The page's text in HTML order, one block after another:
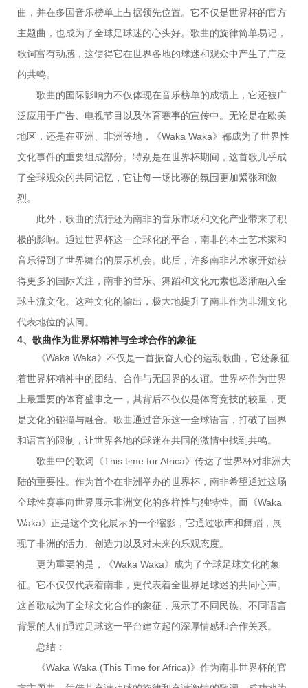
曲，并在多国音乐榜单上占据领先位置。它不仅是世界杯的官方
主题曲，也成为了全球足球迷的心头好。歌曲的旋律简单易记，
歌词富有动感，这使得它在世界各地的球迷和观众中产生了广泛
的共鸣。
歌曲的国际影响力不仅体现在音乐榜单的成绩上，它还被广
泛应用于广告、电视节目以及体育赛事的宣传中。无论是在欧美
地区，还是在亚洲、非洲等地，《Waka Waka》都成为了世界性
文化事件的重要组成部分。特别是在世界杯期间，这首歌几乎成
了全球观众的共同记忆，它让每一场比赛的氛围更加紧张和激
烈。
此外，歌曲的流行还为南非的音乐市场和文化产业带来了积
极的影响。通过世界杯这一全球化的平台，南非的本土艺术家和
音乐得到了世界舞台的展示机会。此后，许多南非艺术家开始获
得更多的国际关注，南非的音乐、舞蹈和文化元素也逐渐融入全
球主流文化。这种文化的输出，极大地提升了南非作为非洲文化
代表地位的认同。
4、歌曲作为世界杯精神与全球合作的象征
《Waka Waka》不仅是一首振奋人心的运动歌曲，它还象征
着世界杯精神中的团结、合作与无国界的友谊。世界杯作为世界
上最重要的体育盛事之一，其背后不仅仅是体育竞技的较量，更
是文化的碰撞与融合。歌曲通过音乐这一全球语言，打破了国界
和语言的限制，让世界各地的球迷在共同的激情中找到共鸣。
歌曲中的歌词《This time for Africa》传达了世界杯对非洲大
陆的重要性。作为首个在非洲举办的世界杯，南非希望通过这场
全球性赛事向世界展示非洲文化的多样性与独特性。而《Waka
Waka》正是这个文化展示的一个缩影，它通过歌声和舞蹈，展
现了非洲的活力、创造力以及对未来的乐观态度。
更为重要的是，《Waka Waka》成为了全球足球文化的象
征。它不仅仅代表着南非，更代表着全世界足球迷的共同心声。
这首歌成为了全球文化合作的象征，展示了不同民族、不同语言
背景的人们通过足球这一平台建立起的深厚情感和合作关系。
总结：
《Waka Waka (This Time for Africa)》作为南非世界杯的官